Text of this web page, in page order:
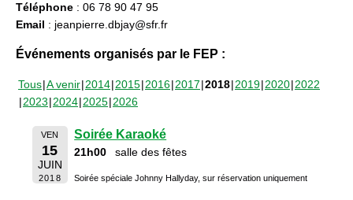
Téléphone : 06 78 90 47 95
Email : jeanpierre.dbjay@sfr.fr
Événements organisés par le FEP :
Tous A venir 2014 2015 2016 2017 2018 2019 2020 2022
2023 2024 2025 2026
VEN
15
JUIN
2018
Soirée Karaoké
21h00 salle des fêtes
Soirée spéciale Johnny Hallyday, sur réservation uniquement